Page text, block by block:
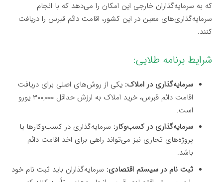
که به سرمایه‌گذاران خارجی این امکان را می‌دهد که با انجام
سرمایه‌گذاری‌های معین در این کشور، اقامت دائم قبرس را دریافت
کنند.
شرایط برنامه طلایی:
سرمایه‌گذاری در املاک: یکی از روش‌های اصلی برای دریافت
اقامت دائم قبرس، خرید املاک به ارزش حداقل ۳۰۰,۰۰۰ یورو
است.
سرمایه‌گذاری در کسب‌وکار: سرمایه‌گذاری در کسب‌وکارها یا
پروژه‌های تجاری نیز می‌تواند راهی برای اخذ اقامت دائم
باشد.
ثبت نام در سیستم اقتصادی: سرمایه‌گذاران باید ثبت نام خود